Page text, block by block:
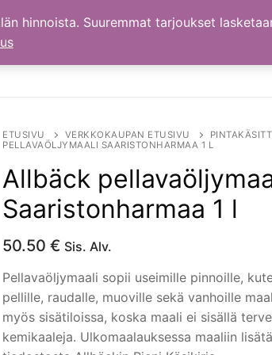
Hae:
ETUSIVU VERKKOKAUPAN ETUSIVU
PELLAVAÖLJYMAALI SAARISTONHARMAA 1 L
Allbäck
Saaristonharmaa 1 l
50.50 € Sis. Alv.
Pellavaöljymaali sopii useimille pinnoille,
pellille, raudalle, muoville sekä vanhoille
myös sisätiloissa, koska maali ei sisällä
kemikaaleja. Ulkomaalauksessa maaliin
hinnoista. Suuremmat tarjoukset